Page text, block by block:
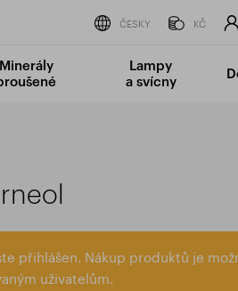
Obsah nákupního
CELKOVÁ CENA
ČESKY KČ
Minerály
Lampy
a svícny
přihlášen. Nákup produktů je
uživatelům.